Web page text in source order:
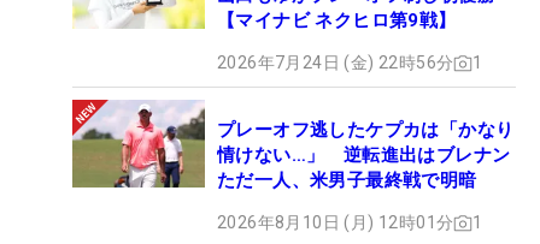
【マイナビ ネクヒロ第9戦】
2026年7月24日 (金) 22時56分 1
プレーオフ逃したケプカは「かなり
情けない…」 逆転進出はブレナン
ただ一人、米男子最終戦で明暗
2026年8月10日 (月) 12時01分 1